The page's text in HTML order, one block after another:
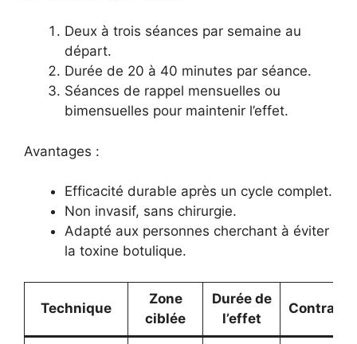
Deux à trois séances par semaine au
départ.
Durée de 20 à 40 minutes par séance.
Séances de rappel mensuelles ou
bimensuelles pour maintenir l’effet.
Avantages :
Efficacité durable après un cycle complet.
Non invasif, sans chirurgie.
Adapté aux personnes cherchant à éviter
la toxine botulique.
Technique
Zone
ciblée
Durée de
l’effet